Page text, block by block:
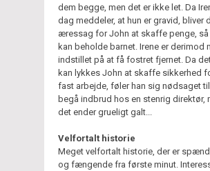
dem begge, men det er ikke let. Da
dag meddeler, at hun er gravid, bliver
æressag for John at skaffe penge, så
kan beholde barnet. Irene er derimod
indstillet på at få fostret fjernet. Da
kan lykkes John at skaffe sikkerhed
fast arbejde, føler han sig nødsaget
begå indbrud hos en stenrig direktør,
det ender grueligt galt...
Velfortalt historie
Meget velfortalt historie, der er
og fængende fra første minut.